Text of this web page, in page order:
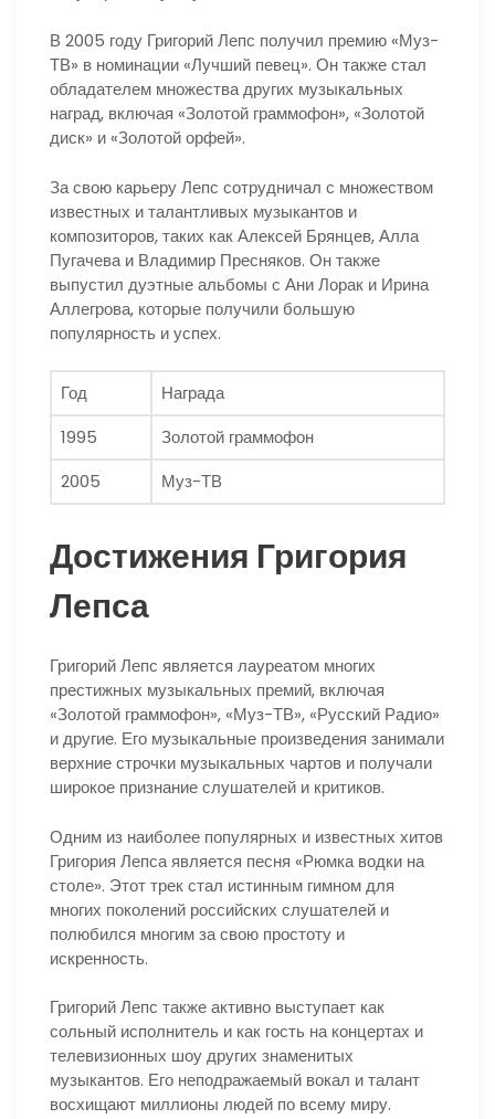
В 2005 году Григорий Лепс получил премию «Муз-
ТВ» в номинации «Лучший певец». Он также стал
обладателем множества других музыкальных
наград, включая «Золотой граммофон», «Золотой
диск» и «Золотой орфей».
За свою карьеру Лепс сотрудничал с множеством
известных и талантливых музыкантов и
композиторов, таких как Алексей Брянцев, Алла
Пугачева и Владимир Пресняков. Он также
выпустил дуэтные альбомы с Ани Лорак и Ирина
Аллегрова, которые получили большую
популярность и успех.
Год
Награда
1995
Золотой граммофон
2005
Муз-ТВ
Достижения Григория
Лепса
Григорий Лепс является лауреатом многих
престижных музыкальных премий, включая
«Золотой граммофон», «Муз-ТВ», «Русский Радио»
и другие. Его музыкальные произведения занимали
верхние строчки музыкальных чартов и получали
широкое признание слушателей и критиков.
Одним из наиболее популярных и известных хитов
Григория Лепса является песня «Рюмка водки на
столе». Этот трек стал истинным гимном для
многих поколений российских слушателей и
полюбился многим за свою простоту и
искренность.
Григорий Лепс также активно выступает как
сольный исполнитель и как гость на концертах и
телевизионных шоу других знаменитых
музыкантов. Его неподражаемый вокал и талант
восхищают миллионы людей по всему миру.